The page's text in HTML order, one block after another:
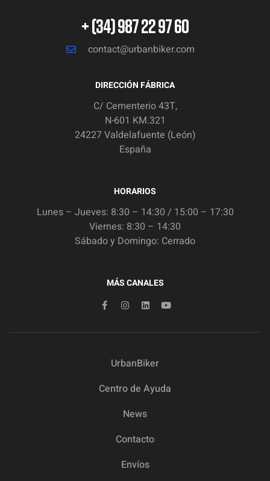
+ (34) 987 22 97 60
contact@urbanbiker.com
DIRECCIÓN FÁBRICA
C/ Cementerio 43T,
N-601 KM.321
24227 Valdelafuente (León)
España
HORARIOS
Lunes – Jueves: 8:30 – 14:30 / 15:00 – 17:30
Viernes: 8:30 – 14:30
Sábado y Domingo: Cerrado
MÁS CANALES
UrbanBiker
Centro de Ayuda
News
Contacto
Envíos